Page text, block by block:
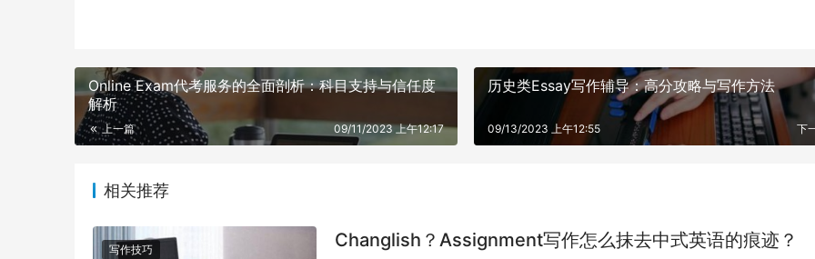
Online Exam代考服务的全面剖析：科目支持与信任度
解析
上一篇 09/11/2023 上午12:17
历史类Essay写作辅导：高分攻略与写作方法
下
09/13/2023 上午12:55
相关推荐
写作技巧 Changlish？Assignment写作怎么抹去中式英语的痕迹？